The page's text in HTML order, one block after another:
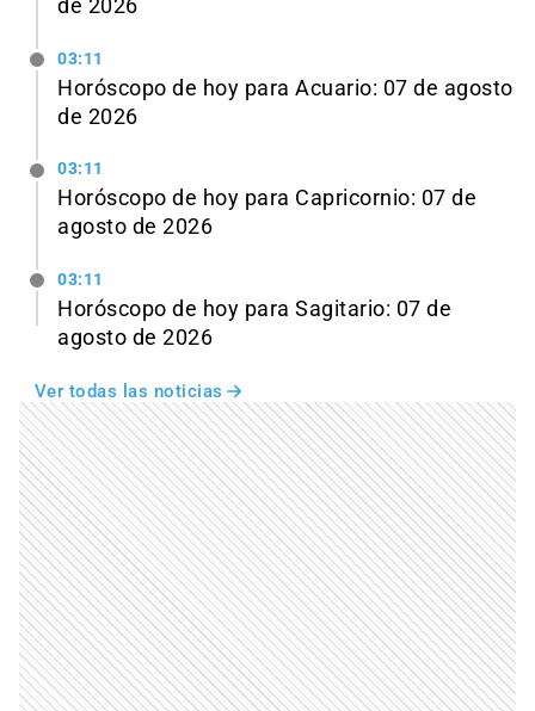
de 2026
03:11
Horóscopo de hoy para Acuario: 07 de agosto
de 2026
03:11
Horóscopo de hoy para Capricornio: 07 de
agosto de 2026
03:11
Horóscopo de hoy para Sagitario: 07 de
agosto de 2026
Ver todas las noticias